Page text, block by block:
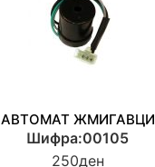
АВТОМАТ ЖМИГАВЦИ
Шифра:00105
250ден